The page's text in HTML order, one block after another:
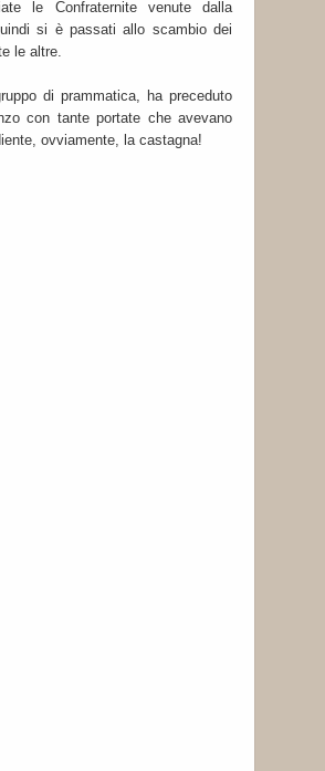
le Confraternite venute dalla
si è passati allo scambio dei
le altre.
di prammatica, ha preceduto
con tante portate che avevano
ovviamente, la castagna!